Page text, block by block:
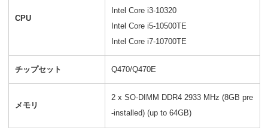
CPU
Intel Core i3-10320
Intel Core i5-10500TE
Intel Core i7-10700TE
チップセット Q470/Q470E
メモリ
2 x SO-DIMM DDR4 2933 MHz (8GB pre
-installed) (up to 64GB)